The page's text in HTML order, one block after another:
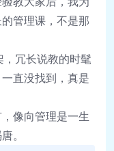
的管理课，不是那
冗长说教的时髦
直没找到，真是
像向管理是一生
唐。